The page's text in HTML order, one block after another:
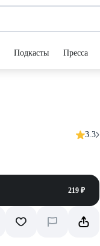
Подкасты Пресса
3.3
219 ₽